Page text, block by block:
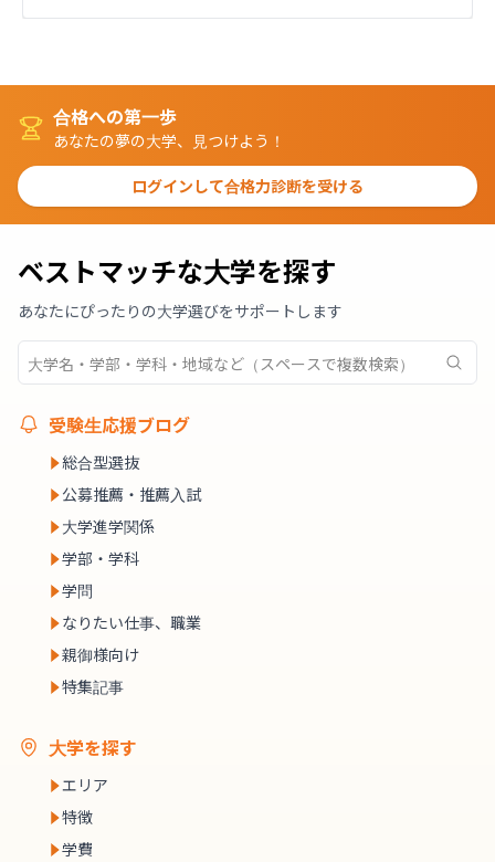
合格への第一歩
あなたの夢の大学、見つけよう！
ログインして合格力診断を受ける
ベストマッチな大学を探す
あなたにぴったりの大学選びをサポートします
受験生応援ブログ
総合型選抜
公募推薦・推薦入試
大学進学関係
学部・学科
学問
なりたい仕事、職業
親御様向け
特集記事
大学を探す
エリア
特徴
学費